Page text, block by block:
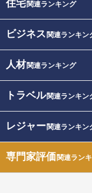
住宅関連ランキング
ビジネス 関連ランキン
人材関連ランキング
トラベル関連ランキン
レジャー関連ランキン
専門家評価関連ラン